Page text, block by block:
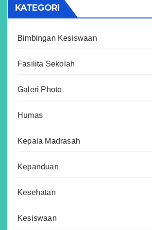
KATEGORI
Bimbingan Kesiswaan
Fasilita Sekolah
Galeri Photo
Humas
Kepala Madrasah
Kepanduan
Kesehatan
Kesiswaan